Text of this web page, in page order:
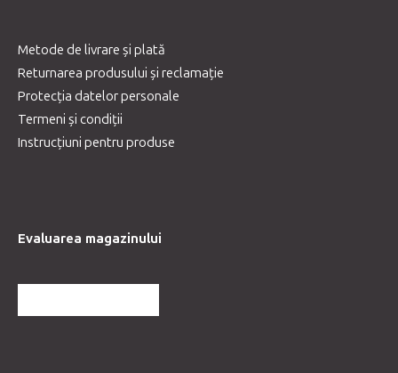
Metode de livrare și plată
Returnarea produsului și reclamație
Protecția datelor personale
Termeni și condiții
Instrucțiuni pentru produse
Evaluarea magazinului